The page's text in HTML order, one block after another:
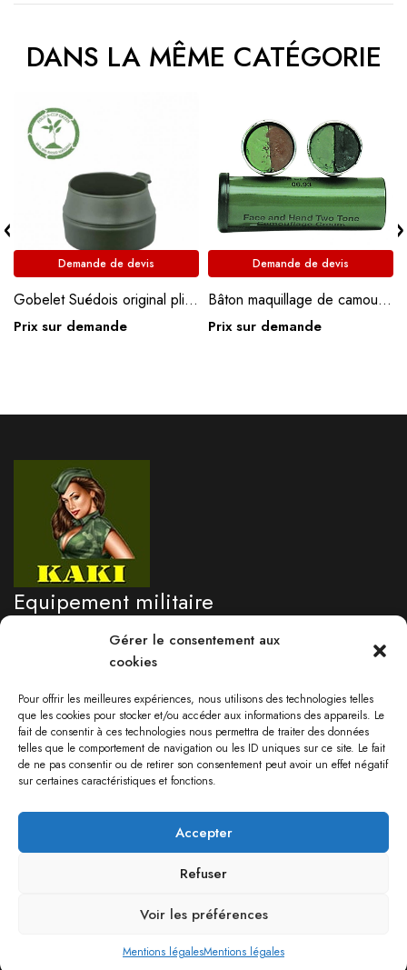
Gérer le consentement aux
cookies
Pour offrir les meilleures expériences, nous utilisons des technologies telles
que les cookies pour stocker et/ou accéder aux informations des appareils. Le
fait de consentir à ces technologies nous permettra de traiter des données
telles que le comportement de navigation ou les ID uniques sur ce site. Le fait
de ne pas consentir ou de retirer son consentement peut avoir un effet négatif
sur certaines caractéristiques et fonctions.
Accepter
Refuser
Voir les préférences
Mentions légalesMentions légales
DANS LA MÊME CATÉGORIE
Demande de devis
Gobelet Suédois original pliant 200ml « Green »
Prix sur demande
Demande de devis
Bâton maquillage de camouflage
Prix sur demande
Equipement militaire
professionnel
Besoin d'un renseignement?
05 96 71 76 09
Lundi au vendredi 9:00-17:30
Samedi: 09:00 - 13:00
Copyright © KAKI. Tous droits réservés –